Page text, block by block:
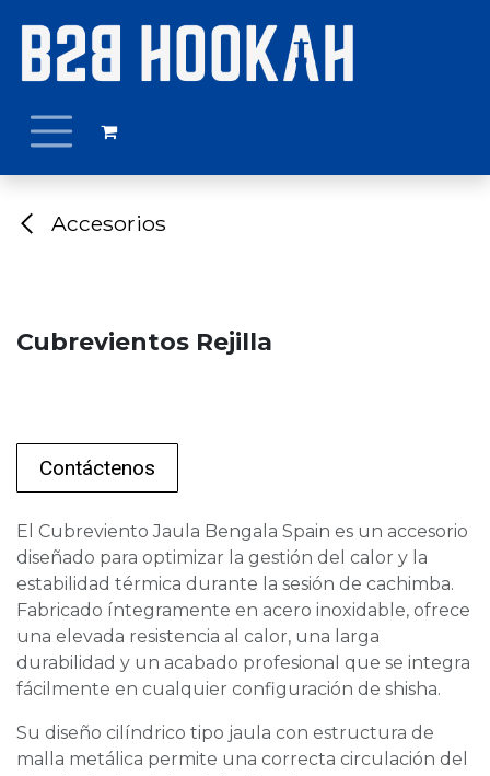
Accesorios
Cubrevientos Rejilla
Contáctenos
El Cubreviento Jaula Bengala Spain es un accesorio
diseñado para optimizar la gestión del calor y la
estabilidad térmica durante la sesión de cachimba.
Fabricado íntegramente en acero inoxidable, ofrece
una elevada resistencia al calor, una larga
durabilidad y un acabado profesional que se integra
fácilmente en cualquier configuración de shisha.
Su diseño cilíndrico tipo jaula con estructura de
malla metálica permite una correcta circulación del